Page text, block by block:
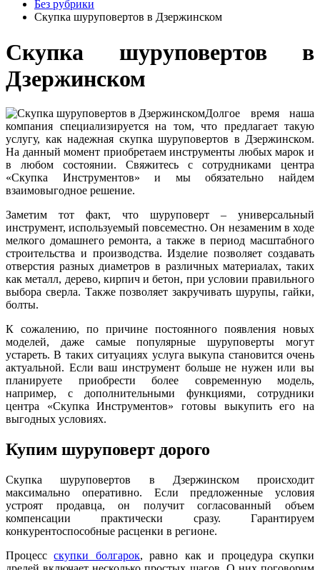
Без рубрики
Скупка шуруповертов в Дзержинском
Скупка шуруповертов в
Дзержинском
Долгое время наша
компания специализируется на том, что предлагает такую
услугу, как надежная скупка шуруповертов в Дзержинском.
На данный момент приобретаем инструменты любых марок и
в любом состоянии. Свяжитесь с сотрудниками центра
«Скупка Инструментов» и мы обязательно найдем
взаимовыгодное решение.
Заметим тот факт, что шуруповерт – универсальный
инструмент, используемый повсеместно. Он незаменим в ходе
мелкого домашнего ремонта, а также в период масштабного
строительства и производства. Изделие позволяет создавать
отверстия разных диаметров в различных материалах, таких
как металл, дерево, кирпич и бетон, при условии правильного
выбора сверла. Также позволяет закручивать шурупы, гайки,
болты.
К сожалению, по причине постоянного появления новых
моделей, даже самые популярные шуруповерты могут
устареть. В таких ситуациях услуга выкупа становится очень
актуальной. Если ваш инструмент больше не нужен или вы
планируете приобрести более современную модель,
например, с дополнительными функциями, сотрудники
центра «Скупка Инструментов» готовы выкупить его на
выгодных условиях.
Купим шуруповерт дорого
Скупка шуруповертов в Дзержинском происходит
максимально оперативно. Если предложенные условия
устроят продавца, он получит согласованный объем
компенсации практически сразу. Гарантируем
конкурентоспособные расценки в регионе.
Процессскупки болгарок, равно как и процедура скупки